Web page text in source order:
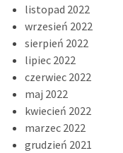
listopad 2022
wrzesień 2022
sierpień 2022
lipiec 2022
czerwiec 2022
maj 2022
kwiecień 2022
marzec 2022
grudzień 2021